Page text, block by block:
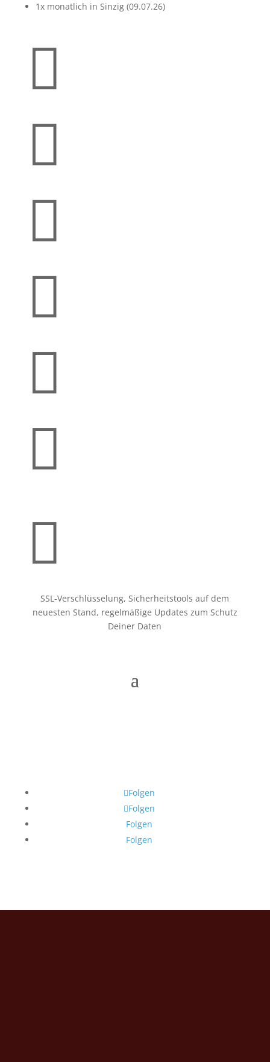
1x monatlich in Sinzig (09.07.26)







SSL-Verschlüsselung, Sicherheitstools auf dem
neuesten Stand, regelmäßige Updates zum Schutz
Deiner Daten
Folgen
Folgen
Folgen
Folgen